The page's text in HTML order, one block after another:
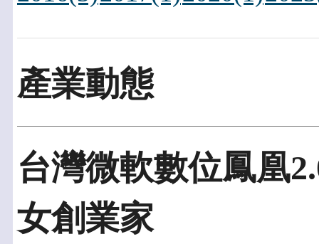
產業動態
台灣微軟數位鳳凰
女創業家